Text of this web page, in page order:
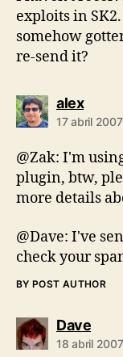
exploits in
somehow
re-send it?
alexsays:
17 abril
@Zak: I'm
plugin, btw,
more details
@Dave: I've
check your
BY POST AUTHOR
Davesays:
18 abril